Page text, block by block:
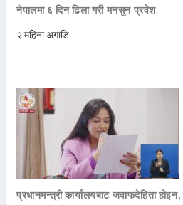
नेपालमा ६ दिन ढिला गरी मनसुन प्रवेश
२ महिना अगाडि
प्रधानमन्त्री कार्यालयबाट जवाफदेहिता